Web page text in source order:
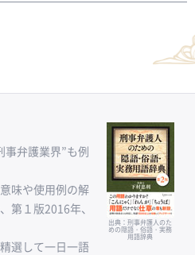
弁護業界”も例
味や使用例の解
第１版2016年、
選して一日一語
出典：刑事弁護人のた
めの隠語・俗語・実務
用語辞典